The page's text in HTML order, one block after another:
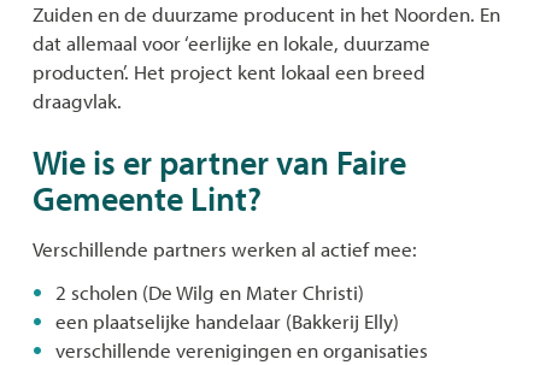
Zuiden en de duurzame producent in het Noorden. En
dat allemaal voor ‘eerlijke en lokale, duurzame
producten’. Het project kent lokaal een breed
draagvlak.
Wie is er partner van Faire
Gemeente Lint?
Verschillende partners werken al actief mee:
2 scholen (De Wilg en Mater Christi)
een plaatselijke handelaar (Bakkerij Elly)
verschillende verenigingen en organisaties